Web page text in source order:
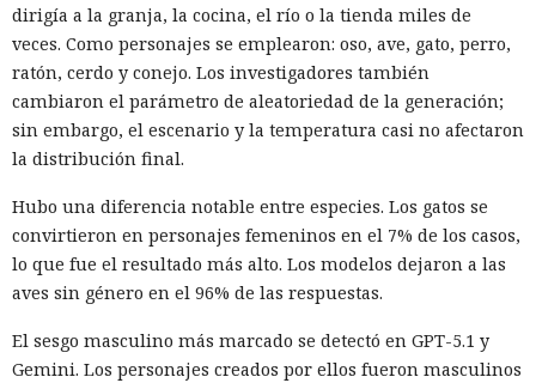
dirigía a la granja, la cocina, el río o la tienda miles de
veces. Como personajes se emplearon: oso, ave, gato, perro,
ratón, cerdo y conejo. Los investigadores también
cambiaron el parámetro de aleatoriedad de la generación;
sin embargo, el escenario y la temperatura casi no afectaron
la distribución final.
Hubo una diferencia notable entre especies. Los gatos se
convirtieron en personajes femeninos en el 7% de los casos,
lo que fue el resultado más alto. Los modelos dejaron a las
aves sin género en el 96% de las respuestas.
El sesgo masculino más marcado se detectó en GPT-5.1 y
Gemini. Los personajes creados por ellos fueron masculinos